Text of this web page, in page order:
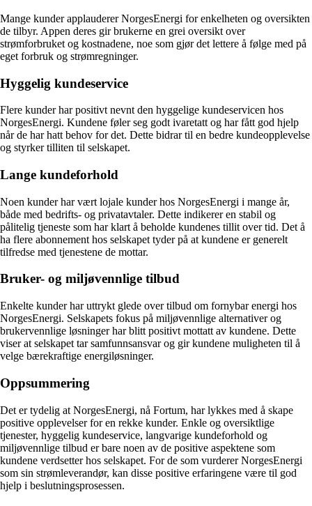
Mange kunder applauderer NorgesEnergi for enkelheten og oversikten
de tilbyr. Appen deres gir brukerne en grei oversikt over
strømforbruket og kostnadene, noe som gjør det lettere å følge med på
eget forbruk og strømregninger.
Hyggelig kundeservice
Flere kunder har positivt nevnt den hyggelige kundeservicen hos
NorgesEnergi. Kundene føler seg godt ivaretatt og har fått god hjelp
når de har hatt behov for det. Dette bidrar til en bedre kundeopplevelse
og styrker tilliten til selskapet.
Lange kundeforhold
Noen kunder har vært lojale kunder hos NorgesEnergi i mange år,
både med bedrifts- og privatavtaler. Dette indikerer en stabil og
pålitelig tjeneste som har klart å beholde kundenes tillit over tid. Det å
ha flere abonnement hos selskapet tyder på at kundene er generelt
tilfredse med tjenestene de mottar.
Bruker- og miljøvennlige tilbud
Enkelte kunder har uttrykt glede over tilbud om fornybar energi hos
NorgesEnergi. Selskapets fokus på miljøvennlige alternativer og
brukervennlige løsninger har blitt positivt mottatt av kundene. Dette
viser at selskapet tar samfunnsansvar og gir kundene muligheten til å
velge bærekraftige energiløsninger.
Oppsummering
Det er tydelig at NorgesEnergi, nå Fortum, har lykkes med å skape
positive opplevelser for en rekke kunder. Enkle og oversiktlige
tjenester, hyggelig kundeservice, langvarige kundeforhold og
miljøvennlige tilbud er bare noen av de positive aspektene som
kundene verdsetter hos selskapet. For de som vurderer NorgesEnergi
som sin strømleverandør, kan disse positive erfaringene være til god
hjelp i beslutningsprosessen.